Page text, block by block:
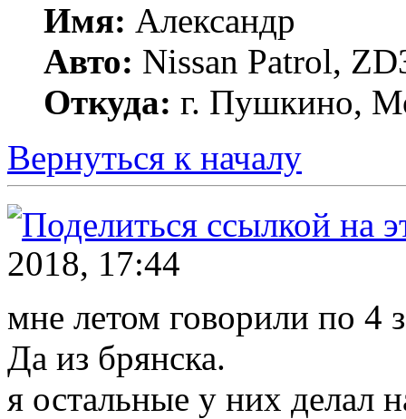
Имя: Александр
Авто: Nissan Patrol,
Откуда: г. Пушкино,
Вернуться к началу
2018, 17:44
мне летом говорили по 4
Да из брянска.
я остальные у них делал